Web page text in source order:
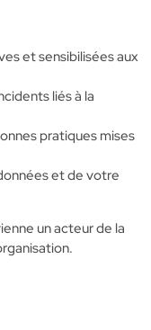
et sensibilisées aux
liés à la
pratiques mises
et de votre
un acteur de la